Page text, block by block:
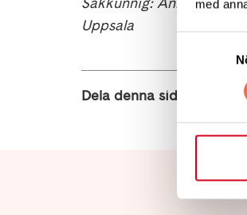
med
Uppsala
Dela denna sida: